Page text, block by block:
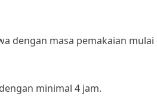
dengan masa pemakaian
minimal 4 jam.